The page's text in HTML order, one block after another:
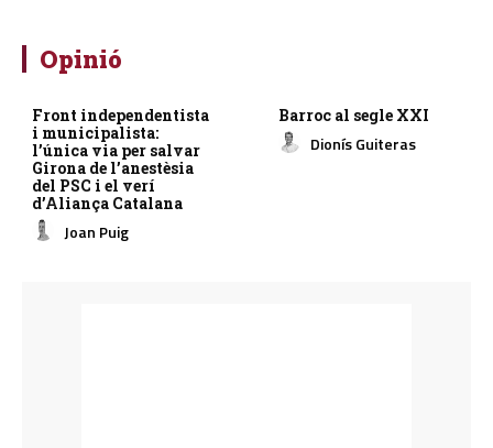
Opinió
Front independentista
i municipalista:
l’única via per salvar
Girona de l’anestèsia
del PSC i el verí
d’Aliança Catalana
Joan Puig
Barroc al segle XXI
Dionís Guiteras